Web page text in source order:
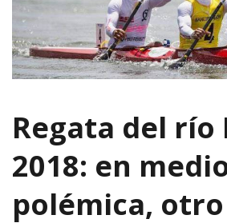
Regata del río
2018: en
polémica,